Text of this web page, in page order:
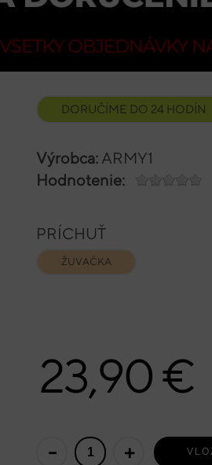
DORUČÍME DO 24 HODÍN
Výrobca: ARMY1
Hodnotenie:
PRÍCHUŤ
ŽUVAČKA
23,90 €
- +